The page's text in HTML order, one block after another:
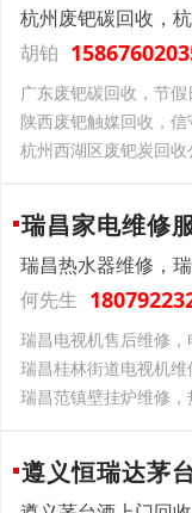
杭州废钯碳回收，
胡铂
广东废钯碳回收，节
陕西废钯触媒回收，
杭州西湖区废钯炭回
瑞昌家电维修
瑞昌热水器维修，
何先生
瑞昌电视机售后维修
瑞昌桂林街道电视机
瑞昌范镇壁挂炉维修
遵义恒瑞达茅